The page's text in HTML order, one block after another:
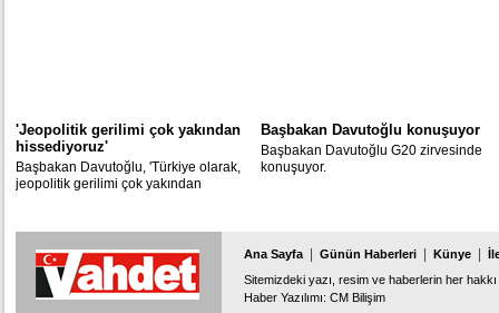
'Jeopolitik gerilimi çok yakından
hissediyoruz'
Başbakan Davutoğlu, 'Türkiye olarak,
jeopolitik gerilimi çok yakından
ülkelerini kontrol edemeyecek
durumda' dedi.
Başbakan Davutoğlu konuşuyor
Başbakan Davutoğlu G20 zirvesinde
konuşuyor.
Ana Sayfa Günün Haberleri Künye
Sitemizdeki yazı, resim ve haberlerin her
Haber Yazılımı: CM Bilişim